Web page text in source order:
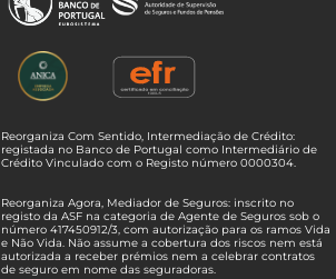
Reorganiza Com Sentido, Intermediação de Crédito:
registada no Banco de Portugal como Intermediário de
Crédito Vinculado com o Registo número 0000304.
Reorganiza Agora, Mediador de Seguros: inscrito no
registo da ASF na categoria de Agente de Seguros sob o
número 417450912/3, com autorização para os ramos Vida
e Não Vida. Não assume a cobertura dos riscos nem está
autorizada a receber prémios nem a celebrar contratos
de seguro em nome das seguradoras.